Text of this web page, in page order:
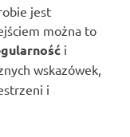
jest
można to
i
wskazówek,
i